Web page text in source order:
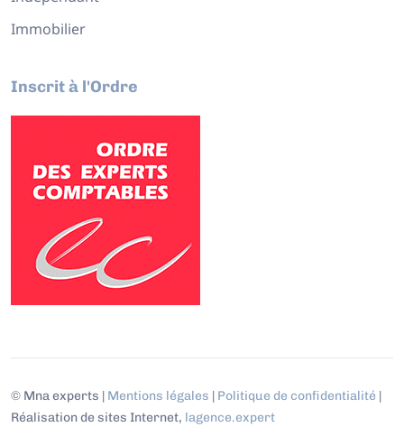
Immobilier
Inscrit à l'Ordre
© Mna experts | Mentions légales | Politique de confidentialité |
Réalisation de sites Internet, lagence.expert